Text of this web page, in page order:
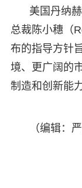
美国丹纳
总裁陈小穗（
布的指导方针
境、更广阔的
制造和创新能力
（编辑：